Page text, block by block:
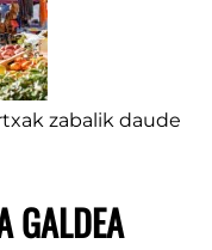
zabalik daude
GALDEA